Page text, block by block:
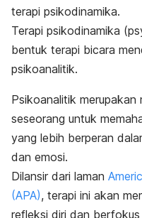
terapi psikodinamika.
Terapi psikodinamika (
bentuk terapi bicara
psikoanalitik.
Psikoanalitik
seseorang untuk
yang lebih berperan
dan emosi.
Dilansir dari laman
(APA), terapi ini akan
refleksi diri dan